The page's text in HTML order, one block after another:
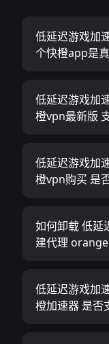
低延迟游戏加
个快橙app是
低延迟游戏加
橙vpn最新版
低延迟游戏加
橙vpn购买 是
如何卸载 低延
建代理 orange
低延迟游戏加
橙加速器 是否